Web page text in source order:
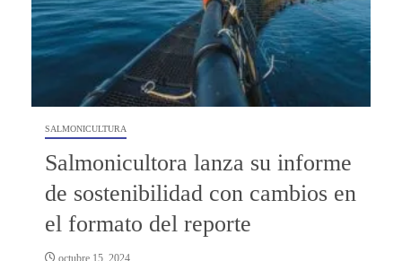
SALMONICULTURA
Salmonicultora lanza su informe
de sostenibilidad con cambios en
el formato del reporte
octubre 15, 2024